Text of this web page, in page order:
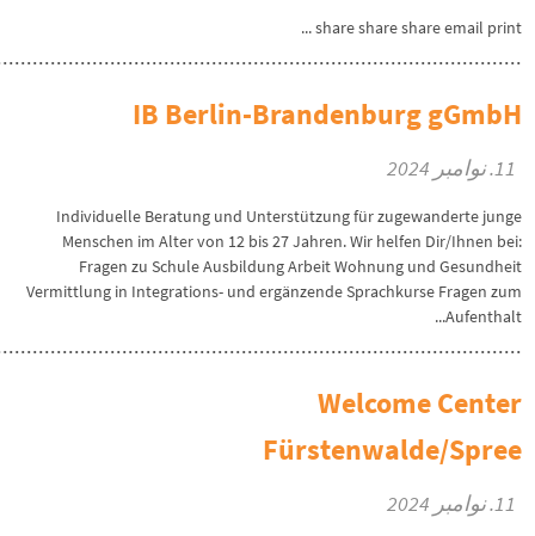
share share share email print ...
IB Berlin-Brandenburg gGmbH
11. نوامبر 2024
Individuelle Beratung und Unterstützung für zugewanderte junge
Menschen im Alter von 12 bis 27 Jahren. Wir helfen Dir/Ihnen bei:
Fragen zu Schule Ausbildung Arbeit Wohnung und Gesundheit
Vermittlung in Integrations- und ergänzende Sprachkurse Fragen zum
Aufenthalt...
Welcome Center
Fürstenwalde/Spree
11. نوامبر 2024